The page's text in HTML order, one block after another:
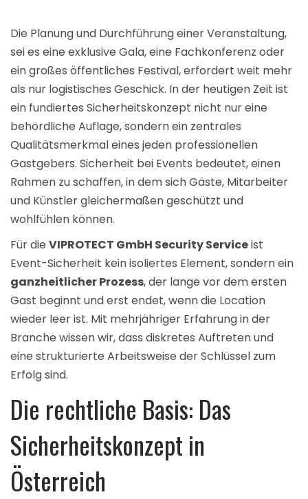
Die Planung und Durchführung einer Veranstaltung,
sei es eine exklusive Gala, eine Fachkonferenz oder
ein großes öffentliches Festival, erfordert weit mehr
als nur logistisches Geschick. In der heutigen Zeit ist
ein fundiertes Sicherheitskonzept nicht nur eine
behördliche Auflage, sondern ein zentrales
Qualitätsmerkmal eines jeden professionellen
Gastgebers. Sicherheit bei Events bedeutet, einen
Rahmen zu schaffen, in dem sich Gäste, Mitarbeiter
und Künstler gleichermaßen geschützt und
wohlfühlen können.
Für die VIPROTECT GmbH Security Serviceist
Event-Sicherheit kein isoliertes Element, sondern ein
ganzheitlicher Prozess, der lange vor dem ersten
Gast beginnt und erst endet, wenn die Location
wieder leer ist. Mit mehrjähriger Erfahrung in der
Branche wissen wir, dass diskretes Auftreten und
eine strukturierte Arbeitsweise der Schlüssel zum
Erfolg sind.
Die rechtliche Basis: Das
Sicherheitskonzept in
Österreich